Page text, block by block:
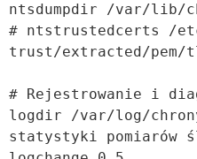
ntsdumpdir /var/lib/
# ntstrustedcerts /
trust/extracted/pem/
# Rejestrowanie i
logdir /var/log/
statystyki pomiarów